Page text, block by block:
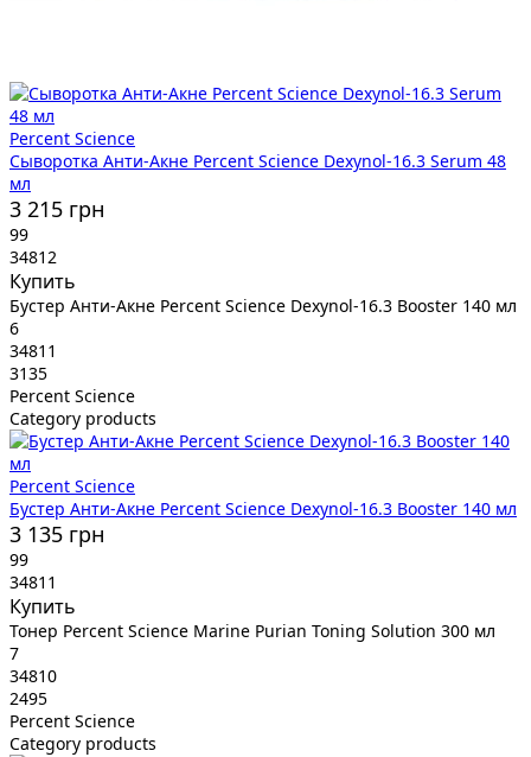
Percent Science
Сыворотка Анти-Акне Percent Science Dexynol-16.3 Serum 48
мл
3 215 грн
99
34812
Купить
Бустер Анти-Акне Percent Science Dexynol-16.3 Booster 140 мл
6
34811
3135
Percent Science
Category products
Percent Science
Бустер Анти-Акне Percent Science Dexynol-16.3 Booster 140 мл
3 135 грн
99
34811
Купить
Тонер Percent Science Marine Purian Toning Solution 300 мл
7
34810
2495
Percent Science
Category products